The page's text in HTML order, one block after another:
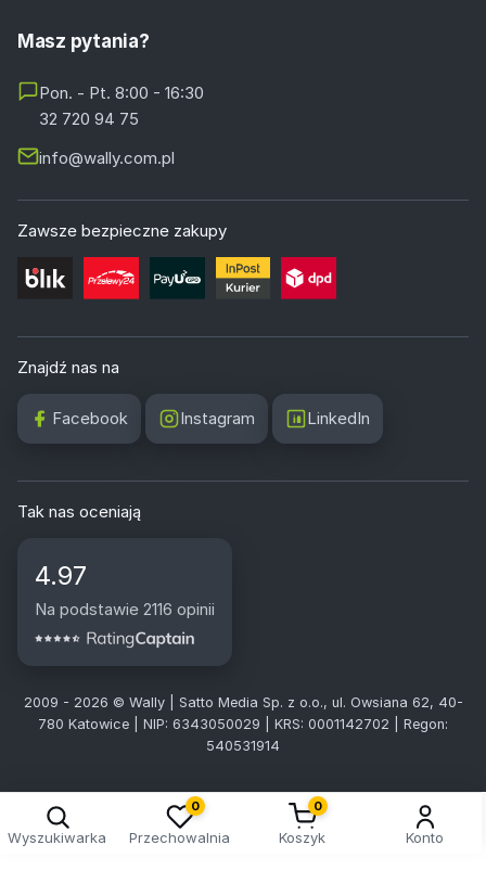
Masz pytania?
Pon. - Pt. 8:00 - 16:30
32 720 94 75
info@wally.com.pl
Zawsze bezpieczne zakupy
Znajdź nas na
Facebook Instagram LinkedIn
Tak nas oceniają
4.97
Na podstawie 2116 opinii
2009 - 2026 © Wally | Satto Media Sp. z o.o., ul. Owsiana 62, 40-
780 Katowice | NIP: 6343050029 | KRS: 0001142702 | Regon:
540531914
Wyszukiwarka
0
Przechowalnia
0
Koszyk Konto